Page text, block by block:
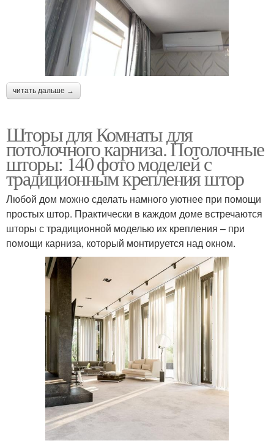
читать дальше →
Шторы для Комнаты для
потолочного карниза. Потолочные
шторы: 140 фото моделей с
традиционным крепления штор
Любой дом можно сделать намного уютнее при помощи
простых штор. Практически в каждом доме встречаются
шторы с традиционной моделью их крепления – при
помощи карниза, который монтируется над окном.